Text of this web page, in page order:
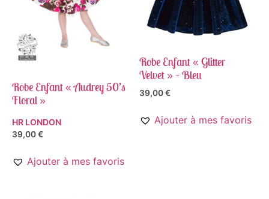
Robe Enfant « Audrey 50’s
Floral »
HR LONDON
39,00€
Ajouter à mes favoris
Robe Enfant « Glitter
Velvet » – Bleu
39,00€
Ajouter à mes favoris